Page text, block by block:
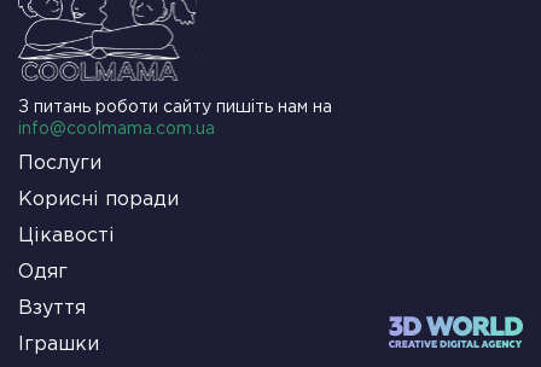
З питань роботи сайту пишіть нам на
info@coolmama.com.ua
Послуги
Корисні поради
Цікавості
Одяг
Взуття
Іграшки